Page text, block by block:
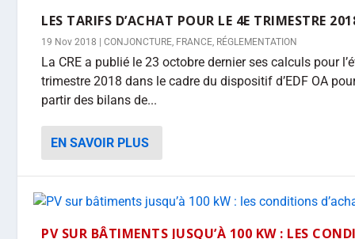
LES TARIFS D’ACHAT POUR LE 4E TRIMESTRE
19 Nov 2018 |CONJONCTURE, FRANCE, RÉGLEMENTATION
La CRE a publié le 23 octobre dernier ses calculs pour
trimestre 2018 dans le cadre du dispositif d’EDF OA
partir des bilans de...
EN SAVOIR PLUS
PV SUR BÂTIMENTS JUSQU’À 100 KW : LES